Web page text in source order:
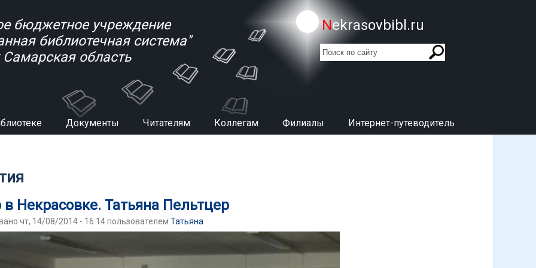
бюджетное учреждение
библиотечная система"
Самарская область
Nekrasovbibl.ru
Форма поиска
поиск
Документы Читателям Коллегам Филиалы Интернет-путеводитель
в Некрасовке. Татьяна Пельтцер
чт, 14/08/2014 - 16:14 пользователем Татьяна